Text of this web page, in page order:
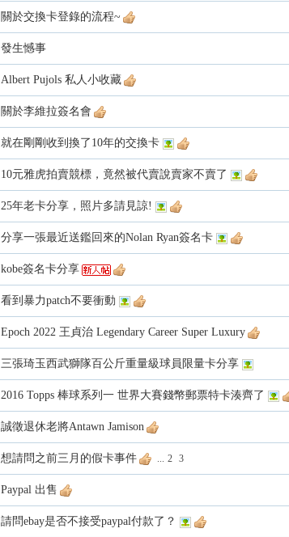
關於交換卡登錄的流程~
發生憾事
Albert Pujols 私人小收藏
關於李維拉簽名會
就在剛剛收到換了10年的交換卡
10元雅虎拍賣競標，竟然被代賣說賣家不賣了
25年老卡分享，照片多請見諒!
分享一張最近送鑑回來的Nolan Ryan簽名卡
kobe簽名卡分享
看到暴力patch不要衝動
Epoch 2022 王貞治 Legendary Career Super Luxury
三張琦玉西武獅隊百公斤重量級球員限量卡分享
2016 Topps 棒球系列一 世界大賽錢幣郵票特卡湊齊了
誠徵退休老將Antawn Jamison
想請問之前三月的假卡事件 ... 2 3
Paypal 出售
請問ebay是否不接受paypal付款了？